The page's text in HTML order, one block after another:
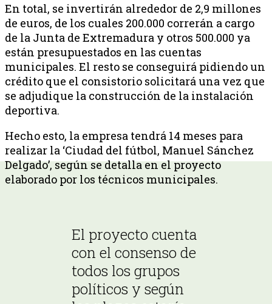
En total, se invertirán alrededor de 2,9 millones
de euros, de los cuales 200.000 correrán a cargo
de la Junta de Extremadura y otros 500.000 ya
están presupuestados en las cuentas
municipales. El resto se conseguirá pidiendo un
crédito que el consistorio solicitará una vez que
se adjudique la construcción de la instalación
deportiva.
Hecho esto, la empresa tendrá 14 meses para
realizar la ‘Ciudad del fútbol, Manuel Sánchez
Delgado’, según se detalla en el proyecto
elaborado por los técnicos municipales.
El proyecto cuenta
con el consenso de
todos los grupos
políticos y según